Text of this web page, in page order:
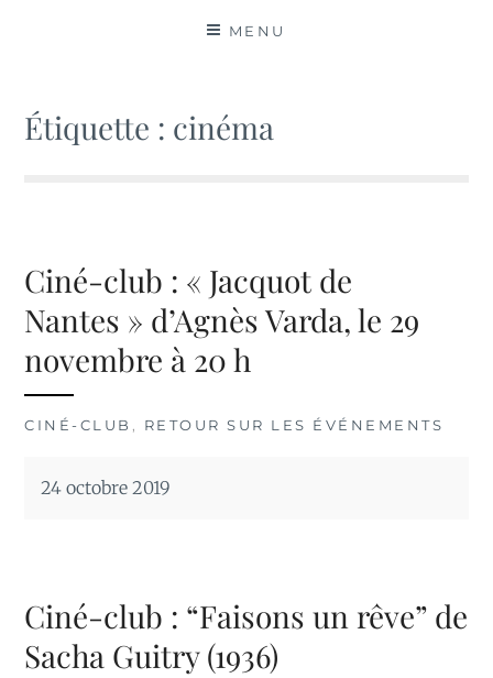
MENU
Étiquette : cinéma
Ciné-club : « Jacquot de
Nantes » d’Agnès Varda, le 29
novembre à 20 h
CINÉ-CLUB , RETOUR SUR LES ÉVÉNEMENTS
24 octobre 2019
Ciné-club : “Faisons un rêve” de
Sacha Guitry (1936)